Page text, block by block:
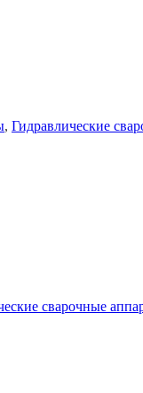
, Гидравлические
сварочные